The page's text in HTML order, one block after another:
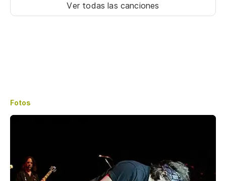
Ver todas las canciones
Fotos